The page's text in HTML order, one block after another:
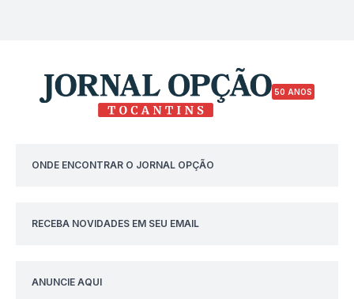
50 ANOS
ONDE ENCONTRAR O JORNAL OPÇÃO
RECEBA NOVIDADES EM SEU EMAIL
ANUNCIE AQUI